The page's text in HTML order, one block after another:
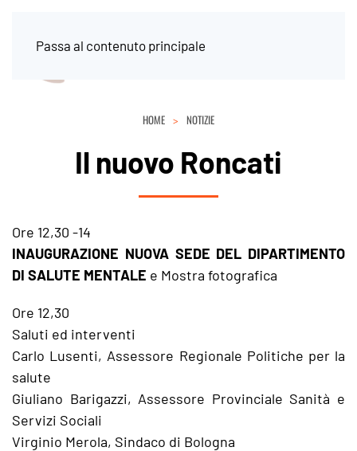
Passa al contenuto principale
HOME NOTIZIE
Il nuovo Roncati
Ore 12,30 -14
INAUGURAZIONE NUOVA SEDE DEL DIPARTIMENTO
DI SALUTE MENTALE e Mostra fotografica
Ore 12,30
Saluti ed interventi
Carlo Lusenti, Assessore Regionale Politiche per la
salute
Giuliano Barigazzi, Assessore Provinciale Sanità e
Servizi Sociali
Virginio Merola, Sindaco di Bologna